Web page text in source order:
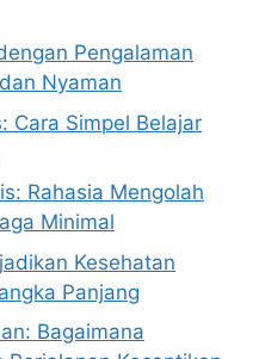
Pengalaman
Nyaman
Cara Simpel Belajar
Rahasia Mengolah
Minimal
Kesehatan
Panjang
Bagaimana